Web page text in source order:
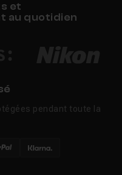
et
au quotidien
pendant toute la